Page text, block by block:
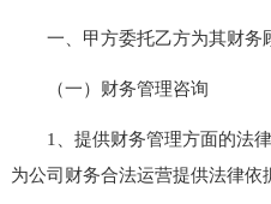
一、甲方委托乙方为其财务
（一）财务管理咨询
1、提供财务管理方面的法律
为公司财务合法运营提供法律依